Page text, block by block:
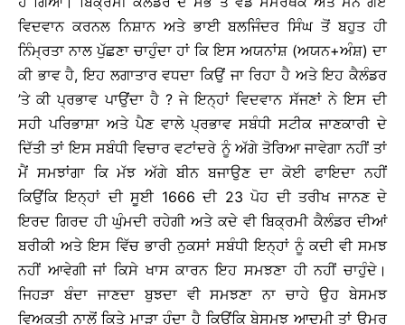
ਵਿਦਵਾਨ ਕਰਨਲ ਨਿਸ਼ਾਨ ਅਤੇ ਭਾਈ ਬਲਜਿੰਦਰ ਸਿੰਘ ਤੋਂ ਬਹੁਤ ਹੀ
ਨਿੰਮ੍ਰਤਾ ਨਾਲ ਪੁੱਛਣਾ ਚਾਹੁੰਦਾ ਹਾਂ ਕਿ ਇਸ ਅਯਨਾਂਸ਼ (ਅਯਨ+ਅੰਸ਼) ਦਾ
ਕੀ ਭਾਵ ਹੈ, ਇਹ ਲਗਾਤਾਰ ਵਧਦਾ ਕਿਉਂ ਜਾ ਰਿਹਾ ਹੈ ਅਤੇ ਇਹ ਕੈਲੰਡਰ
’ਤੇ ਕੀ ਪ੍ਰਭਾਵ ਪਾਉਂਦਾ ਹੈ ? ਜੇ ਇਨ੍ਹਾਂ ਵਿਦਵਾਨ ਸੱਜਣਾਂ ਨੇ ਇਸ ਦੀ
ਸਹੀ ਪਰਿਭਾਸ਼ਾ ਅਤੇ ਪੈਣ ਵਾਲੇ ਪ੍ਰਭਾਵ ਸਬੰਧੀ ਸਟੀਕ ਜਾਣਕਾਰੀ ਦੇ
ਦਿੱਤੀ ਤਾਂ ਇਸ ਸਬੰਧੀ ਵਿਚਾਰ ਵਟਾਂਦਰੇ ਨੂੰ ਅੱਗੇ ਤੋਰਿਆ ਜਾਵੇਗਾ ਨਹੀਂ ਤਾਂ
ਮੈਂ ਸਮਝਾਂਗਾ ਕਿ ਮੱਝ ਅੱਗੇ ਬੀਨ ਬਜਾਉਣ ਦਾ ਕੋਈ ਫਾਇਦਾ ਨਹੀਂ
ਕਿਉਂਕਿ ਇਨ੍ਹਾਂ ਦੀ ਸੂਈ 1666 ਦੀ 23 ਪੋਹ ਦੀ ਤਰੀਖ ਜਾਨਣ ਦੇ
ਇਰਦ ਗਿਰਦ ਹੀ ਘੁੰਮਦੀ ਰਹੇਗੀ ਅਤੇ ਕਦੇ ਵੀ ਬਿਕ੍ਰਮੀ ਕੈਲੰਡਰ ਦੀਆਂ
ਬਰੀਕੀ ਅਤੇ ਇਸ ਵਿੱਚ ਭਾਰੀ ਨੁਕਸਾਂ ਸਬੰਧੀ ਇਨ੍ਹਾਂ ਨੂੰ ਕਦੀ ਵੀ ਸਮਝ
ਨਹੀਂ ਆਵੇਗੀ ਜਾਂ ਕਿਸੇ ਖਾਸ ਕਾਰਨ ਇਹ ਸਮਝਣਾ ਹੀ ਨਹੀਂ ਚਾਹੁੰਦੇ।
ਜਿਹੜਾ ਬੰਦਾ ਜਾਣਦਾ ਬੁਝਦਾ ਵੀ ਸਮਝਣਾ ਨਾ ਚਾਹੇ ਉਹ ਬੇਸਮਝ
ਵਿਅਕਤੀ ਨਾਲੋਂ ਕਿਤੇ ਮਾੜਾ ਹੁੰਦਾ ਹੈ ਕਿਉਂਕਿ ਬੇਸਮਝ ਆਦਮੀ ਤਾਂ ਉਮਰ